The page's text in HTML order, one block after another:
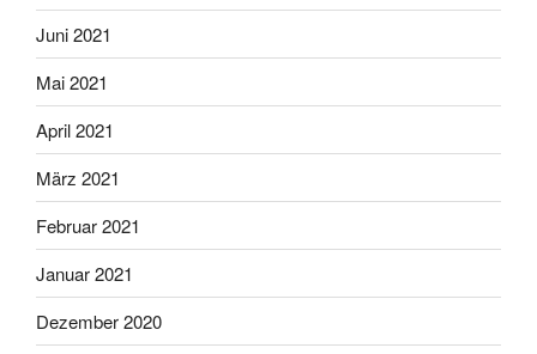
Juni 2021
Mai 2021
April 2021
März 2021
Februar 2021
Januar 2021
Dezember 2020